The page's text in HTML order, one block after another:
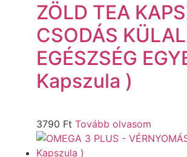
ZÖLD TEA
CSODÁS
EGÉSZSÉG
Kapszula )
3790 Ft Tovább olvasom